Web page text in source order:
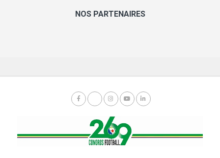
NOS PARTENAIRES